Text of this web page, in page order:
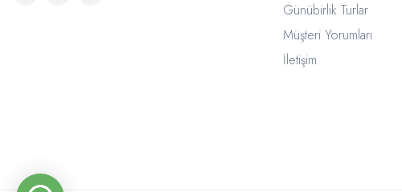
Günübirlik Turlar
Müşteri Yorumları
İletişim